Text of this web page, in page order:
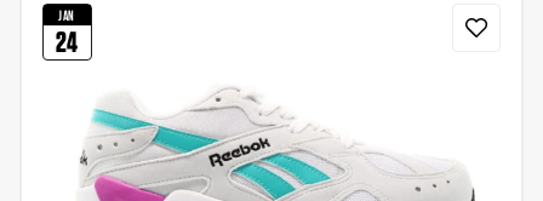
JAN
24